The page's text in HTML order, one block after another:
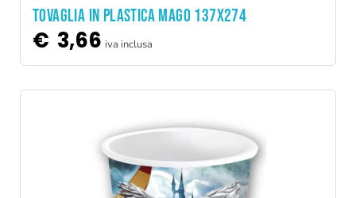
TOVAGLIA IN PLASTICA MAGO 137X274
€ 3,66 iva inclusa